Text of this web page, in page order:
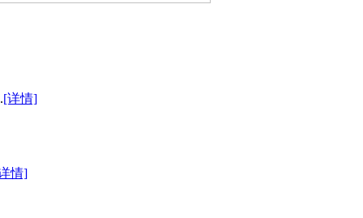
[详情]
情]